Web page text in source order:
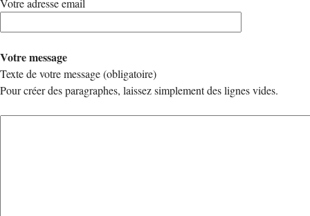
Votre adresse email
Votre message
Texte de votre message (obligatoire)
Pour créer des paragraphes, laissez simplement des lignes vides.